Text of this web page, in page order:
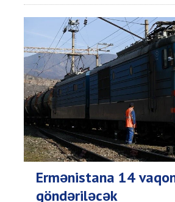
Ermənistana 14
göndəriləcək